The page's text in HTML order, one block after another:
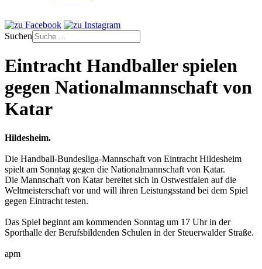
Suchen
Eintracht Handballer spielen
gegen Nationalmannschaft von
Katar
Hildesheim.
Die Handball-Bundesliga-Mannschaft von Eintracht Hildesheim
spielt am Sonntag gegen die Nationalmannschaft von Katar.
Die Mannschaft von Katar bereitet sich in Ostwestfalen auf die
Weltmeisterschaft vor und will ihren Leistungsstand bei dem Spiel
gegen Eintracht testen.
Das Spiel beginnt am kommenden Sonntag um 17 Uhr in der
Sporthalle der Berufsbildenden Schulen in der Steuerwalder Straße.
apm